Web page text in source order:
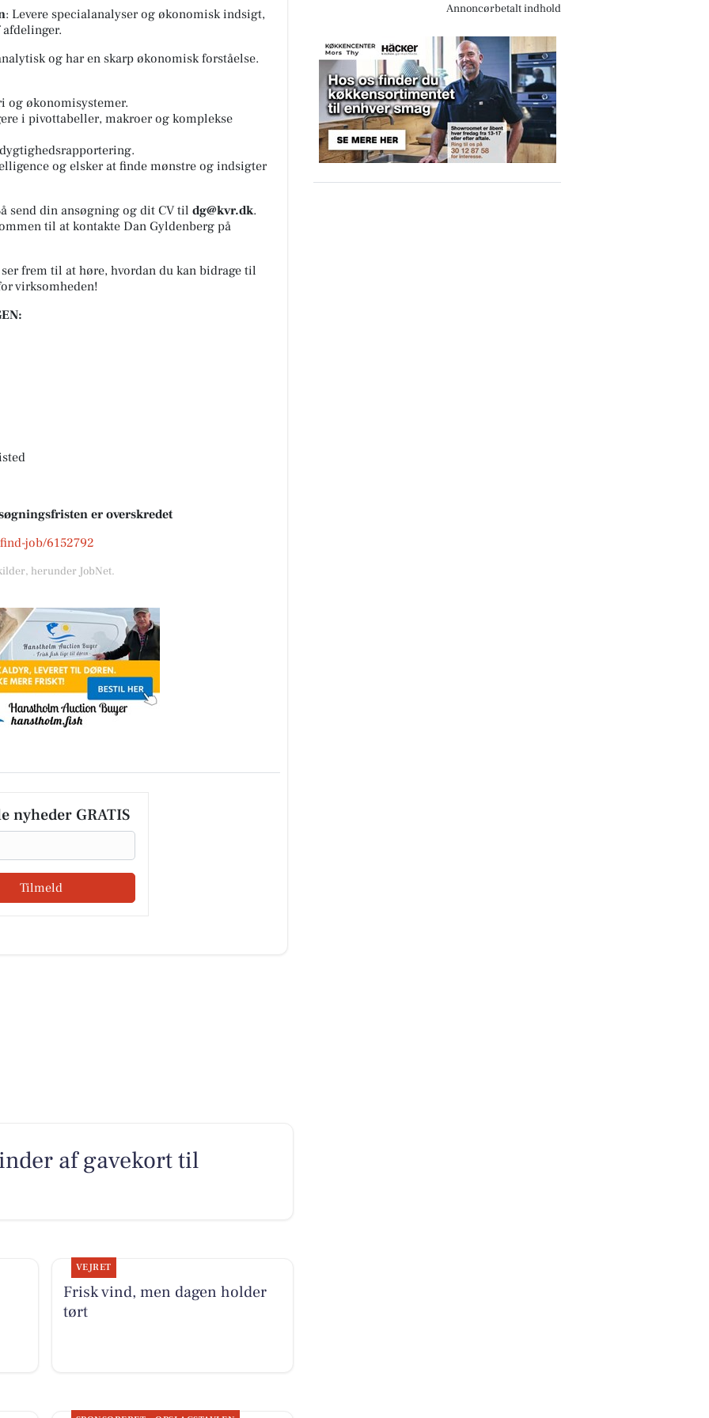
: Levere specialanalyser og økonomisk indsigt,
og har en skarp økonomisk forståelse.
og økonomisystemer.
i pivottabeller, makroer og komplekse
og elsker at finde mønstre og indsigter
send din ansøgning og dit CV til dg@kvr.dk.
til at kontakte Dan Gyldenberg på
frem til at høre, hvordan du kan bidrage til
virksomheden!
er overskredet
job/6152792
herunder JobNet.
nyheder GRATIS
Tilmeld
Annoncørbetalt indhold
af gavekort til
VEJRET
Frisk vind, men dagen holder
tørt